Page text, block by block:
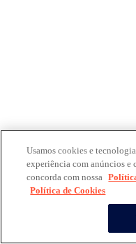
Usamos cookies e
experiência com anúncios e
concorda com nossa
Política de Cookies